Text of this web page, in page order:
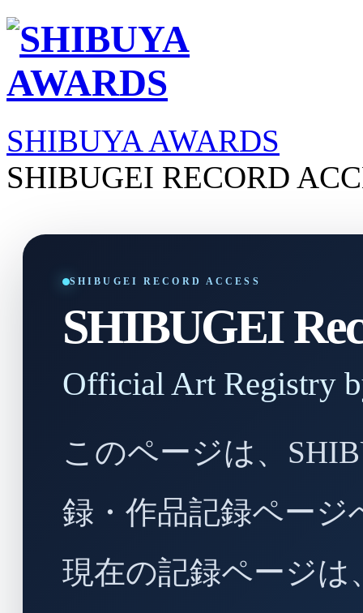
SHIBUYA AWARDS
SHIBUGEI RECORD
SHIBUGEI RECORD ACCESS
SHIBUGEI
Official Art Registry
このページは、
録・作品記録ペー
現在の記録ページは